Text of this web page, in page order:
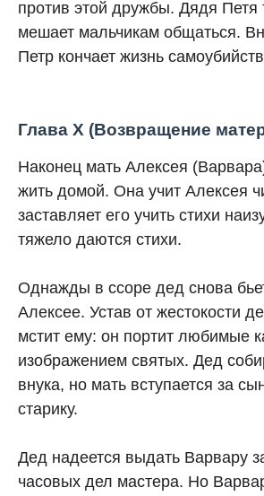
против этой дружбы. Дядя Петя
мешает мальчикам общаться.
Петр кончает жизнь
Глава X (Возвращение
Наконец мать Алексея
жить домой. Она учит Алексея
заставляет его учить стихи
тяжело даются стихи.
Однажды в ссоре дед снова
Алексее. Устав от жестокости
мстит ему: он портит любимые
изображением святых. Дед
внука, но мать вступается за
старику.
Дед надеется выдать Варвару
часовых дел мастера. Но